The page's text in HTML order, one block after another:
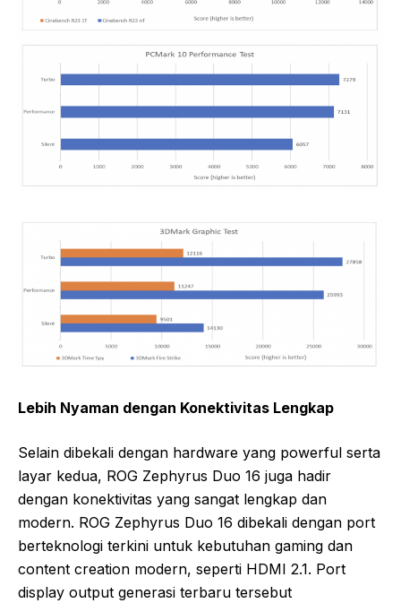
Lebih Nyaman dengan Konektivitas Lengkap
Selain dibekali dengan hardware yang powerful serta
layar kedua, ROG Zephyrus Duo 16 juga hadir
dengan konektivitas yang sangat lengkap dan
modern. ROG Zephyrus Duo 16 dibekali dengan port
berteknologi terkini untuk kebutuhan gaming dan
content creation modern, seperti HDMI 2.1. Port
display output generasi terbaru tersebut